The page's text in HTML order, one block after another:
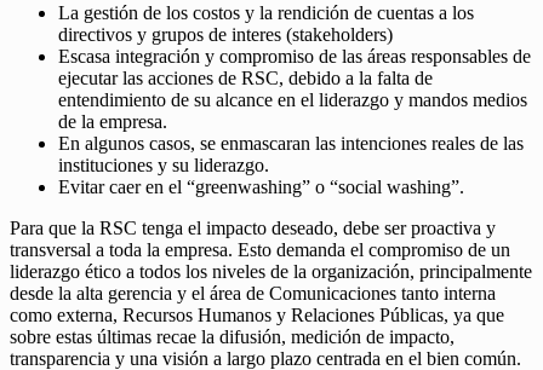
La gestión de los costos y la rendición de cuentas a los
directivos y grupos de interes (stakeholders)
Escasa integración y compromiso de las áreas responsables de
ejecutar las acciones de RSC, debido a la falta de
entendimiento de su alcance en el liderazgo y mandos medios
de la empresa.
En algunos casos, se enmascaran las intenciones reales de las
instituciones y su liderazgo.
Evitar caer en el “greenwashing” o “social washing”.
Para que la RSC tenga el impacto deseado, debe ser proactiva y
transversal a toda la empresa. Esto demanda el compromiso de un
liderazgo ético a todos los niveles de la organización, principalmente
desde la alta gerencia y el área de Comunicaciones tanto interna
como externa, Recursos Humanos y Relaciones Públicas, ya que
sobre estas últimas recae la difusión, medición de impacto,
transparencia y una visión a largo plazo centrada en el bien común.